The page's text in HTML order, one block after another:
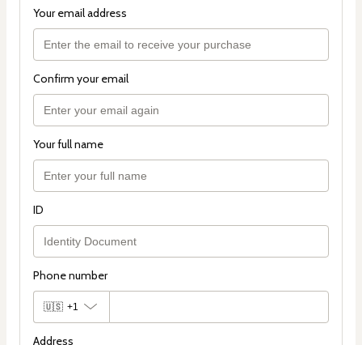
Your email address
Confirm your email
Your full name
ID
Phone number
🇺🇸 +1
Address